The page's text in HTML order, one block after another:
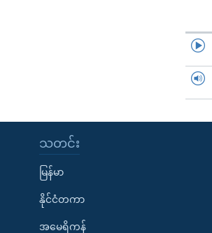
သတင်း
မြန်မာ
နိုင်ငံတကာ
အမေရိကန်